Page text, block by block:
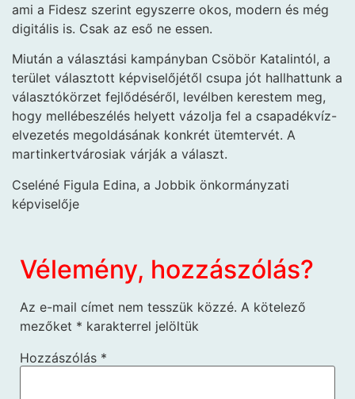
ami a Fidesz szerint egyszerre okos, modern és még
digitális is. Csak az eső ne essen.
Miután a választási kampányban Csöbör Katalintól, a
terület választott képviselőjétől csupa jót hallhattunk a
választókörzet fejlődéséről, levélben kerestem meg,
hogy mellébeszélés helyett vázolja fel a csapadékvíz-
elvezetés megoldásának konkrét ütemtervét. A
martinkertvárosiak várják a választ.
Cseléné Figula Edina, a Jobbik önkormányzati
képviselője
Vélemény, hozzászólás?
Az e-mail címet nem tesszük közzé. A kötelező
mezőket * karakterrel jelöltük
Hozzászólás *